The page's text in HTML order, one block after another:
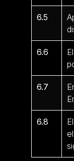
6.5
6.6
6.7
6.8